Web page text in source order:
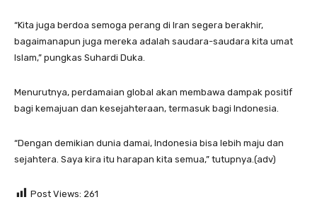
“Kita juga berdoa semoga perang di Iran segera berakhir,
bagaimanapun juga mereka adalah saudara-saudara kita umat
Islam,” pungkas Suhardi Duka.
Menurutnya, perdamaian global akan membawa dampak positif
bagi kemajuan dan kesejahteraan, termasuk bagi Indonesia.
“Dengan demikian dunia damai, Indonesia bisa lebih maju dan
sejahtera. Saya kira itu harapan kita semua,” tutupnya.(adv)
Post Views: 261